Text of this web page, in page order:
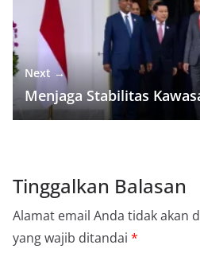
Next →
Menjaga Stabilitas
Tinggalkan Balasan
Alamat email Anda tidak akan
yang wajib ditandai *